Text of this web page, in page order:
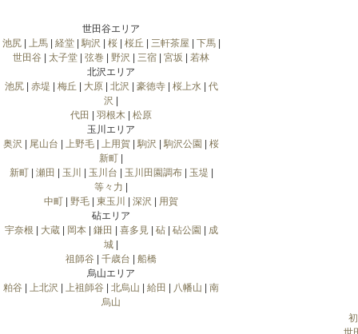
世田谷エリア
池尻| 上馬| 経堂| 駒沢 桜| 桜丘 三軒茶屋 下馬|
世田谷
太子堂 弦巻 野沢 三宿 宮坂
若林
北沢エリア
池尻| 赤堤 梅丘 大原| 北沢 豪徳寺| 桜上水| 代
沢
代田
羽根木
松原
玉川エリア
奥沢
尾山台 上野毛 上用賀 駒沢 駒沢公園
桜
新町
新町| 瀬田 玉川 玉川台 玉川田園調布| 玉堤
等々力
中町
野毛 東玉川 深沢
用賀
砧エリア
宇奈根
大蔵| 岡本| 鎌田 喜多見| 砧| 砧公園
成
城
祖師谷
千歳台
船橋
烏山エリア
粕谷
上北沢 上祖師谷 北烏山 給田 八幡山
南
烏山